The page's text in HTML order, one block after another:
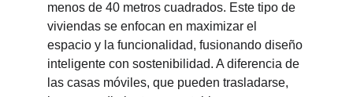
menos de 40 metros cuadrados. Este tipo de
viviendas se enfocan en maximizar el
espacio y la funcionalidad, fusionando diseño
inteligente con sostenibilidad. A diferencia de
las casas móviles, que pueden trasladarse,